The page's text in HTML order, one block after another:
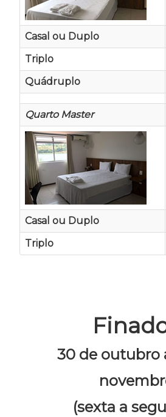
Casal ou Duplo
Triplo
Quádruplo
Quarto Master
Casal ou Duplo
Triplo
30 de outubro
(sexta a